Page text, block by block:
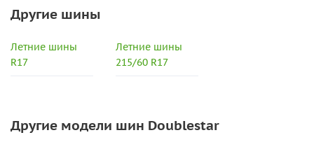
Другие шины
Летние шины
R17
Летние шины
215/60 R17
Другие модели шин Doublestar